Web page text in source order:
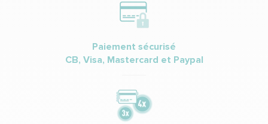
Paiement sécurisé
CB, Visa, Mastercard et Paypal